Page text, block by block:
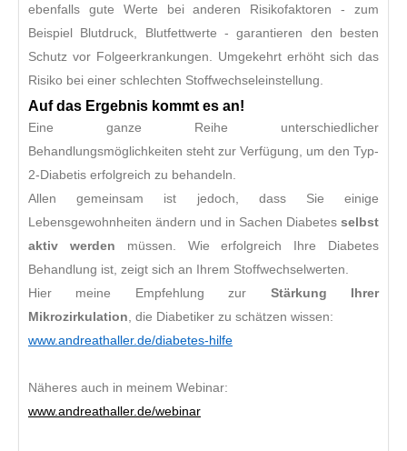
ebenfalls gute Werte bei anderen Risikofaktoren - zum
Beispiel Blutdruck, Blutfettwerte - garantieren den besten
Schutz vor Folgeerkrankungen. Umgekehrt erhöht sich das
Risiko bei einer schlechten Stoffwechseleinstellung.
Auf das Ergebnis kommt es an!
Eine ganze Reihe unterschiedlicher
Behandlungsmöglichkeiten steht zur Verfügung, um den Typ-
2-Diabetis erfolgreich zu behandeln.
Allen gemeinsam ist jedoch, dass Sie einige
Lebensgewohnheiten ändern und in Sachen Diabetes selbst
aktiv werden müssen. Wie erfolgreich Ihre Diabetes
Behandlung ist, zeigt sich an Ihrem Stoffwechselwerten.
Hier meine Empfehlung zur Stärkung Ihrer
Mikrozirkulation , die Diabetiker zu schätzen wissen:
www.andreathaller.de/diabetes-hilfe
Näheres auch in meinem Webinar:
www.andreathaller.de/webinar